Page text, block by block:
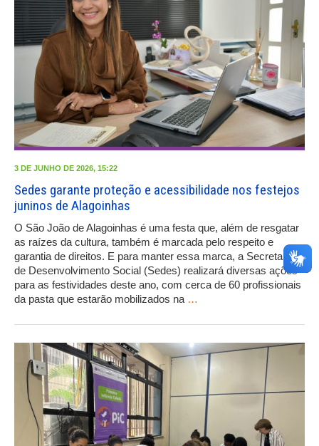
3 DE JUNHO DE 2026, 15:22
Sedes garante proteção e acessibilidade nos festejos
juninos de Alagoinhas
O São João de Alagoinhas é uma festa que, além de resgatar
as raízes da cultura, também é marcada pelo respeito e
garantia de direitos. E para manter essa marca, a Secretaria
de Desenvolvimento Social (Sedes) realizará diversas ações
para as festividades deste ano, com cerca de 60 profissionais
da pasta que estarão mobilizados na …